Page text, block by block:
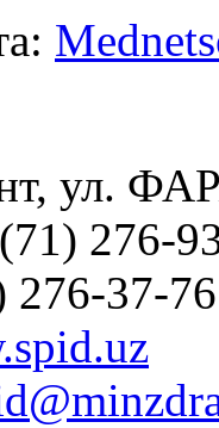
ул.
276-
276-37-76